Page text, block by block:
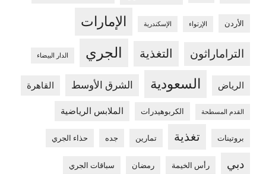
الأردن الإرتواء الإسكندرية الإمارات
التراماراثون التغذية الجري الدار البيضاء
الرياض السعودية الشرق الأوسط القاهرة
القدم المسطحة الكربوهيدرات الملابس الرياضية
بروتينات تغذية تمارين جده حذاء الجري
دبي رأس الخيمة رمضان سباقات الجري